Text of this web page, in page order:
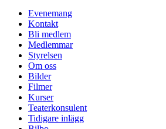
Evenemang
Kontakt
Bli medlem
Medlemmar
Styrelsen
Om oss
Bilder
Filmer
Kurser
Teaterkonsulent
Tidigare inlägg